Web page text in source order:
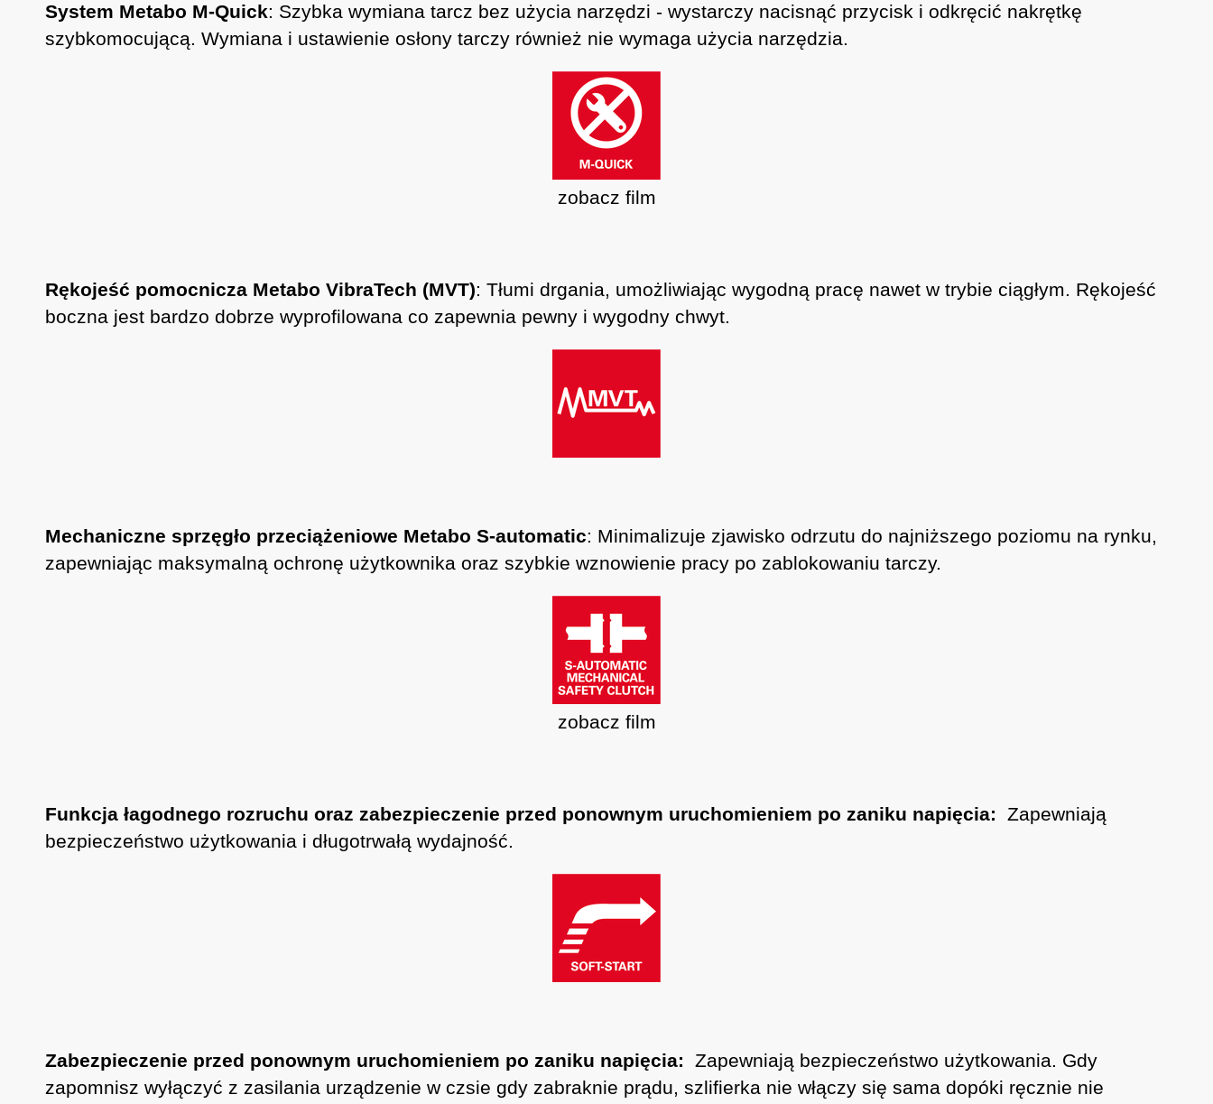
System Metabo M-Quick: Szybka wymiana tarcz bez użycia narzędzi - wystarczy nacisnąć przycisk i odkręcić nakrętkę
szybkomocującą. Wymiana i ustawienie osłony tarczy również nie wymaga użycia narzędzia.
zobacz film
Rękojeść pomocnicza Metabo VibraTech (MVT): Tłumi drgania, umożliwiając wygodną pracę nawet w trybie ciągłym. Rękojeść
boczna jest bardzo dobrze wyprofilowana co zapewnia pewny i wygodny chwyt.
Mechaniczne sprzęgło przeciążeniowe Metabo S-automatic: Minimalizuje zjawisko odrzutu do najniższego poziomu na rynku,
zapewniając maksymalną ochronę użytkownika oraz szybkie wznowienie pracy po zablokowaniu tarczy.
zobacz film
Funkcja łagodnego rozruchu oraz zabezpieczenie przed ponownym uruchomieniem po zaniku napięcia:
Zapewniają
bezpieczeństwo użytkowania i długotrwałą wydajność.
Zabezpieczenie przed ponownym uruchomieniem po zaniku napięcia:
Zapewniają bezpieczeństwo użytkowania. Gdy
zapomnisz wyłączyć z zasilania urządzenie w czsie gdy zabraknie prądu, szlifierka nie włączy się sama dopóki ręcznie nie